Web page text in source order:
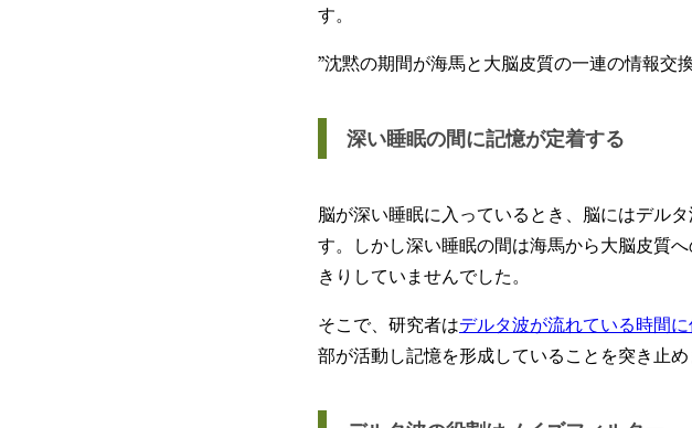
す。
”沈黙の期間が海馬と大脳皮質の一連の情報交
深い睡眠の間に記憶が定着する
脳が深い睡眠に入っているとき、脳にはデル
す。しかし深い睡眠の間は海馬から大脳皮質
きりしていませんでした。
そこで、研究者はデルタ波が流れている時間
部が活動し記憶を形成していることを突き止め